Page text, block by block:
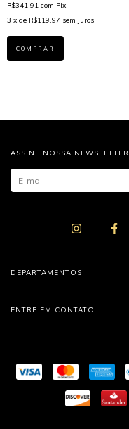
R$341,91 com Pix
3 x de R$119,97 sem juros
COMPRAR
ASSINE NOSSA NEWSLETTER
DEPARTAMENTOS
ENTRE EM CONTATO